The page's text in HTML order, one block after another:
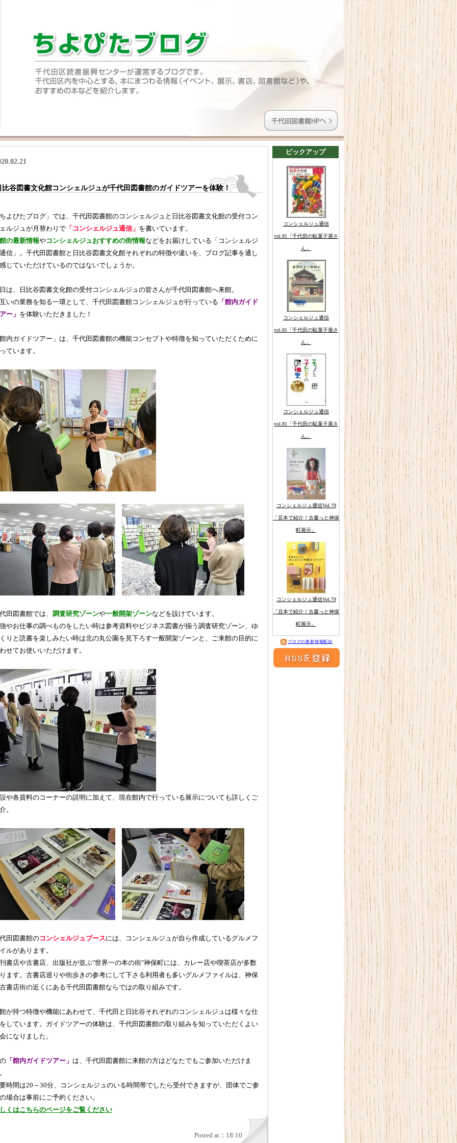
比谷図書文化館コンシェルジュが千代田図書館のガイドツアーを体験！
よぴたブログ」では、千代田図書館のコンシェルジュと日比谷図書文化館の受付コン
ルジュが月替わりで 「コンシェルジュ通信」 を書いています。
の最新情報やコンシェルジュおすすめの街情報などをお届けしている「コンシェルジ
信」。千代田図書館と日比谷図書文化館それぞれの特徴や違いを、ブログ記事を通し
じていただけているのではないでしょうか。
は、日比谷図書文化館の受付コンシェルジュの皆さんが千代田図書館へ来館。
いの業務を知る一環として、千代田図書館コンシェルジュが行っている 「館内ガイド
ー」 を体験いただきました！
内ガイドツアー」は、千代田図書館の機能コンセプトや特徴を知っていただくために
ています。
田図書館では、 調査研究ゾーンや一般開架ゾーンなどを設けています。
やお仕事の調べものをしたい時は参考資料やビジネス図書が揃う調査研究ゾーン、ゆ
りと読書を楽しみたい時は北の丸公園を見下ろす一般開架ゾーンと、ご来館の目的に
せてお使いいただけます。
や各資料のコーナーの説明に加えて、現在館内で行っている展示についても詳しくご
。
田図書館のコンシェルジュブースには、コンシェルジュが自ら作成しているグルメフ
ルがあります。
書店や古書店、出版社が並ぶ"世界一の本の街"神保町には、カレー店や喫茶店が多数
ます。古書店巡りや街歩きの参考にして下さる利用者も多いグルメファイルは、神保
書店街の近くにある千代田図書館ならではの取り組みです。
が持つ特徴や機能にあわせて、千代田と日比谷それぞれのコンシェルジュは様々な仕
しています。ガイドツアーの体験は、千代田図書館の取り組みを知っていただくよい
になりました。
「館内ガイドツアー」 は、千代田図書館に来館の方はどなたでもご参加いただけま
時間は20～30分、コンシェルジュのいる時間帯でしたら受付できますが、団体でご参
場合は事前にご予約ください。
くはこちらのページをご覧ください
Posted at：18:10
ピックアップ
コンシェルジュ通信
vol.81「千代田の駄菓子屋さ
ん」
コンシェルジュ通信
vol.81「千代田の駄菓子屋さ
ん」
コンシェルジュ通信
vol.81「千代田の駄菓子屋さ
ん」
コンシェルジュ通信Vol.79
「豆本で紹介！古書っと神保
町展示」
コンシェルジュ通信Vol.79
「豆本で紹介！古書っと神保
町展示」
ブログの更新情報配信